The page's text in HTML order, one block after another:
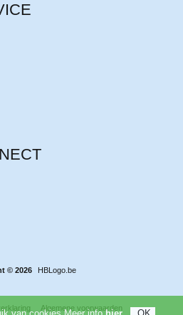
© 2026 HBLogo.be
Algemene voorwaarden